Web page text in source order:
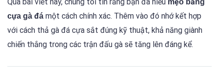
mẹo băng
cựa gà đá một cách chính xác. Thêm vào đó nhớ kết hợp
với cách thả gà đá cựa sắt đúng kỹ thuật, khả năng giành
chiến thắng trong các trận đấu gà sẽ tăng lên đáng kể.